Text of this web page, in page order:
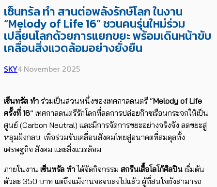
เซ็นทรัล ทำ สานต่อพลังรักษ์โลก ในงาน
“Melody of Life 16” ชวนคนรุ่นใหม่ร่วม
เปลี่ยนโลกด้วยการแยกขยะ พร้อมเดินหน้าขับ
เคลื่อนสิ่งแวดล้อมอย่างยั่งยืน
SKY4 November 2025
เซ็นทรัล ทำ ร่วมเป็นส่วนหนึ่งของเทศกาลดนตรี “Melody of Life
ครั้งที่ 16” เทศกาลดนตรีรักโลกที่ลดการปล่อยก๊าซเรือนกระจกให้เป็น
ศูนย์ (Carbon Neutral) และมีการจัดการขยะอย่างจริงจัง ลดขยะสู่
หลุมฝังกลบ เพื่อร่วมขับเคลื่อนสังคมไทยสู่อนาคตที่สมดุลทั้ง
เศรษฐกิจ สังคม และสิ่งแวดล้อม
ภายในงาน เซ็นทรัล ทำได้จัดกิจกรรม สกรีนเสื้อโลโก้ศิลปิน เริ่มต้น
ตัวละ 350 บาท แต่ถึงแม้งานจะจบลงไปแล้ว ผู้ที่สนใจยังสามารถ